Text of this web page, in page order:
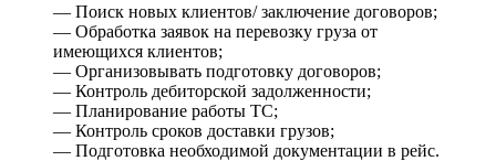
— Поиск новых клиентов/ заключение договоров;
— Обработка заявок на перевозку груза от
имеющихся клиентов;
— Организовывать подготовку договоров;
— Контроль дебиторской задолженности;
— Планирование работы ТС;
— Контроль сроков доставки грузов;
— Подготовка необходимой документации в рейс.